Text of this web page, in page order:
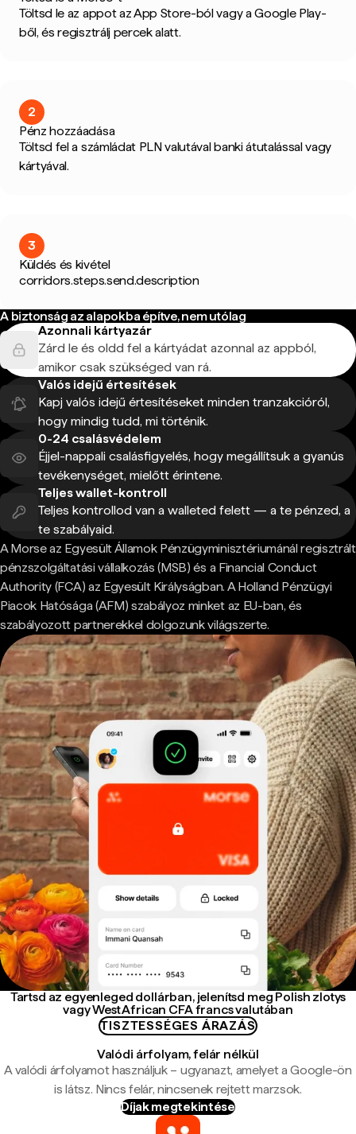
Töltsd le az appot az App Store-ból vagy a Google Play-
ből, és regisztrálj percek alatt.
2
Pénz hozzáadása
Töltsd fel a számládat PLN valutával banki átutalással vagy
kártyával.
3
Küldés és kivétel
corridors.steps.send.description
A biztonság az alapokba építve, nem utólag
Azonnali kártyazár
Zárd le és oldd fel a kártyádat azonnal az appból,
amikor csak szükséged van rá.
Valós idejű értesítések
Kapj valós idejű értesítéseket minden tranzakcióról,
hogy mindig tudd, mi történik.
0-24 csalásvédelem
Éjjel-nappali csalásfigyelés, hogy megállítsuk a gyanús
tevékenységet, mielőtt érintene.
Teljes wallet-kontroll
Teljes kontrollod van a walleted felett — a te pénzed, a
te szabályaid.
A Morse az Egyesült Államok Pénzügyminisztériumánál regisztrált
pénzszolgáltatási vállalkozás (MSB) és a Financial Conduct
Authority (FCA) az Egyesült Királyságban. A Holland Pénzügyi
Piacok Hatósága (AFM) szabályoz minket az EU-ban, és
szabályozott partnerekkel dolgozunk világszerte.
Tartsd az egyenleged dollárban, jelenítsd meg Polish zlotys
vagy West African CFA francs valutában
TISZTESSÉGES ÁRAZÁS
Valódi árfolyam, felár nélkül
A valódi árfolyamot használjuk – ugyanazt, amelyet a Google-ön
is látsz. Nincs felár, nincsenek rejtett marzsok.
Díjak megtekintése